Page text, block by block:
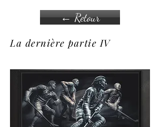
← Retour
La dernière partie IV